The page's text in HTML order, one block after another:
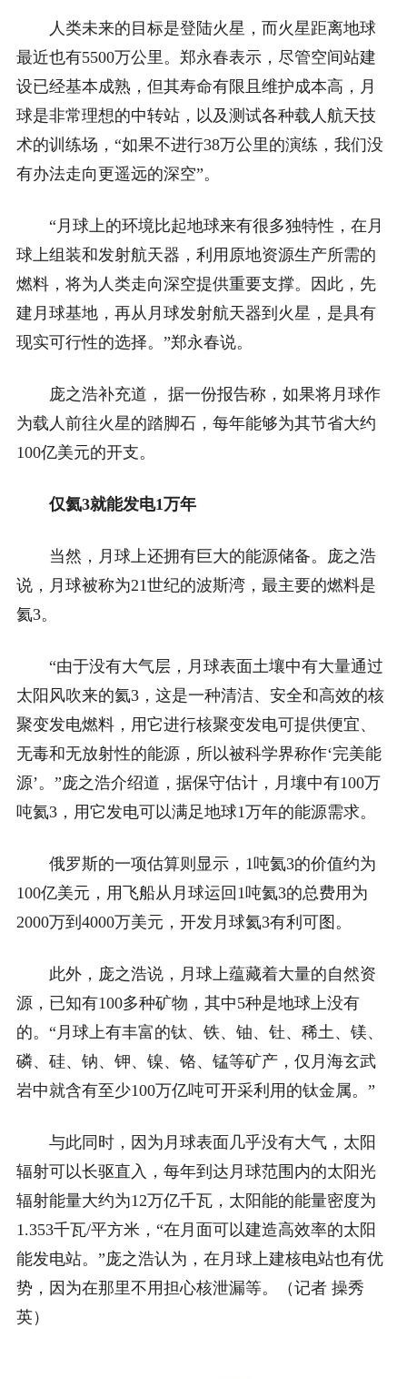
人类未来的目标是登陆火星，而火星距离地球
最近也有5500万公里。郑永春表示，尽管空间站建
设已经基本成熟，但其寿命有限且维护成本高，月
球是非常理想的中转站，以及测试各种载人航天技
术的训练场，“如果不进行38万公里的演练，我们没
有办法走向更遥远的深空”。
“月球上的环境比起地球来有很多独特性，在月
球上组装和发射航天器，利用原地资源生产所需的
燃料，将为人类走向深空提供重要支撑。因此，先
建月球基地，再从月球发射航天器到火星，是具有
现实可行性的选择。”郑永春说。
庞之浩补充道， 据一份报告称，如果将月球作
为载人前往火星的踏脚石，每年能够为其节省大约
100亿美元的开支。
仅氦3就能发电1万年
当然，月球上还拥有巨大的能源储备。庞之浩
说，月球被称为21世纪的波斯湾，最主要的燃料是
氦3。
“由于没有大气层，月球表面土壤中有大量通过
太阳风吹来的氦3，这是一种清洁、安全和高效的核
聚变发电燃料，用它进行核聚变发电可提供便宜、
无毒和无放射性的能源，所以被科学界称作‘完美能
源’。”庞之浩介绍道，据保守估计，月壤中有100万
吨氦3，用它发电可以满足地球1万年的能源需求。
俄罗斯的一项估算则显示，1吨氦3的价值约为
100亿美元，用飞船从月球运回1吨氦3的总费用为
2000万到4000万美元，开发月球氦3有利可图。
此外，庞之浩说，月球上蕴藏着大量的自然资
源，已知有100多种矿物，其中5种是地球上没有
的。“月球上有丰富的钛、铁、铀、钍、稀土、镁、
磷、硅、钠、钾、镍、铬、锰等矿产，仅月海玄武
岩中就含有至少100万亿吨可开采利用的钛金属。”
与此同时，因为月球表面几乎没有大气，太阳
辐射可以长驱直入，每年到达月球范围内的太阳光
辐射能量大约为12万亿千瓦，太阳能的能量密度为
1.353千瓦/平方米，“在月面可以建造高效率的太阳
能发电站。”庞之浩认为，在月球上建核电站也有优
势，因为在那里不用担心核泄漏等。（记者 操秀
英）